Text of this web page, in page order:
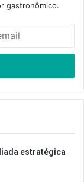
gastronômico.
estratégica